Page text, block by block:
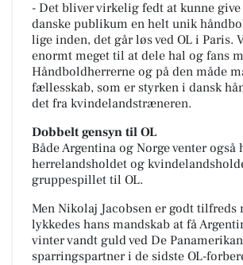
- Det bliver virkelig fedt at kunne
danske publikum en helt unik
lige inden, det går løs ved OL i Paris.
enormt meget til at dele hal og fans
Håndboldherrerne og på den måde
fællesskab, som er styrken i dansk
det fra kvindelandstræneren.
Dobbelt gensyn til OL
Både Argentina og Norge venter også
herrelandsholdet og
gruppespillet til OL.
Men Nikolaj Jacobsen er godt tilfreds
lykkedes hans mandskab at få
vinter vandt guld ved De
sparringspartner i de sidste OL-